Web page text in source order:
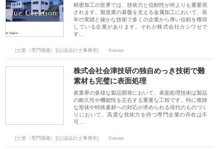
精密加工の世界では、技術力と信頼性が何よりも重要視
されます。製造業の基盤を支える金属加工において、長
年の実績と確かな技術で多くの企業から厚い信頼を獲得
している企業があります。それが株式会社カシワセで
す…
[士業（専門職種）][公認会計士事務所] 0views
株式会社会津技研の独自めっき技術で難
素材も完璧に表面処理
産業界の多様な製品開発において、表面処理技術は製品
の耐久性や機能性を左右する重要な工程です。特に複雑
な形状や特殊素材への対応が求められる現代のものづく
りにおいて、高度な技術力を持つ専門企業の存在は不
可…
[士業（専門職種）][公認会計士事務所] 0views